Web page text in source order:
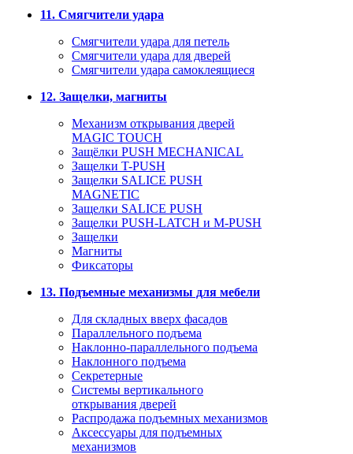
11. Смягчители удара
Смягчители удара для петель
Смягчители удара для дверей
Cмягчители удара самоклеящиеся
12. Защелки, магниты
Механизм открывания дверей
MAGIC TOUCH
Защёлки PUSH MECHANICAL
Защелки T-PUSH
Защелки SALICE PUSH
MAGNETIC
Защелки SALICE PUSH
Защелки PUSH-LATCH и M-PUSH
Защелки
Магниты
Фиксаторы
13. Подъемные механизмы для мебели
Для складных вверх фасадов
Параллельного подъема
Наклонно-параллельного подъема
Наклонного подъема
Секретерные
Системы вертикального
открывания дверей
Распродажа подъемных механизмов
Аксессуары для подъемных
механизмов